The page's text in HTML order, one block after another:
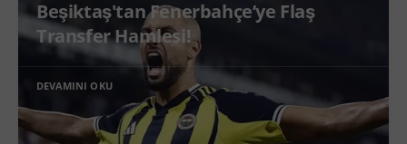
Beşiktaş'tan Fenerbahçe’ye Flaş
Transfer Hamlesi!
DEVAMINI OKU